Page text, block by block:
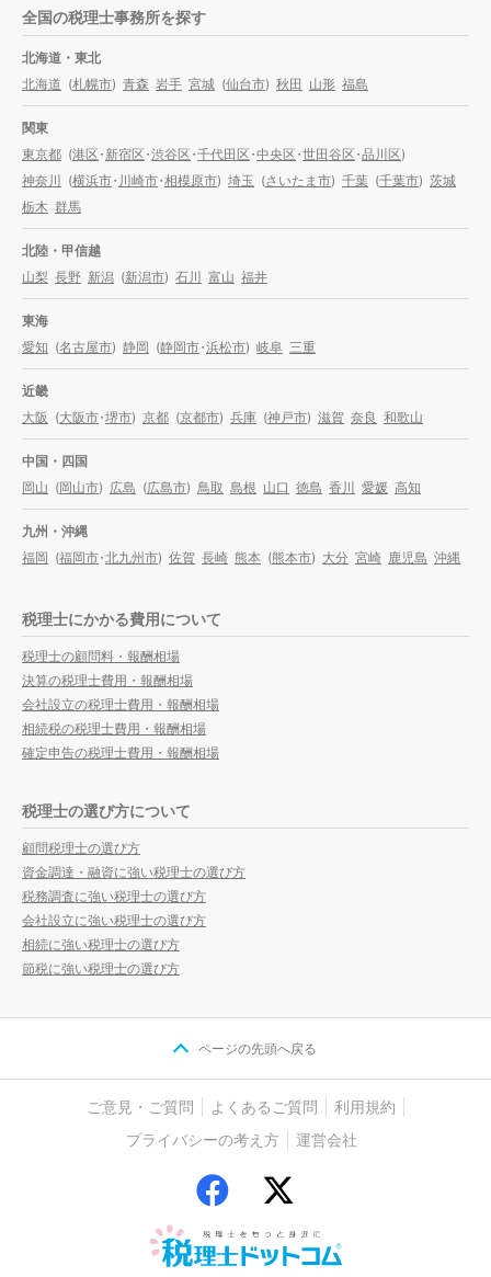
全国の税理士事務所を探す
北海道・東北
北海道 (札幌市) 青森 岩手 宮城 (仙台市) 秋田 山形 福島
関東
東京都 (港区・新宿区・渋谷区・千代田区・中央区・世田谷区・品川区)
神奈川 (横浜市・川崎市・相模原市) 埼玉 (さいたま市) 千葉 (千葉市) 茨城
栃木 群馬
北陸・甲信越
山梨 長野 新潟 (新潟市) 石川 富山 福井
東海
愛知 (名古屋市) 静岡 (静岡市・浜松市) 岐阜 三重
近畿
大阪 (大阪市・堺市) 京都 (京都市) 兵庫 (神戸市) 滋賀 奈良 和歌山
中国・四国
岡山 (岡山市) 広島 (広島市) 鳥取 島根 山口 徳島 香川 愛媛 高知
九州・沖縄
福岡 (福岡市・北九州市) 佐賀 長崎 熊本 (熊本市) 大分 宮崎 鹿児島 沖縄
税理士にかかる費用について
税理士の顧問料・報酬相場
決算の税理士費用・報酬相場
会社設立の税理士費用・報酬相場
相続税の税理士費用・報酬相場
確定申告の税理士費用・報酬相場
税理士の選び方について
顧問税理士の選び方
資金調達・融資に強い税理士の選び方
税務調査に強い税理士の選び方
会社設立に強い税理士の選び方
相続に強い税理士の選び方
節税に強い税理士の選び方
ページの先頭へ戻る
ご意見・ご質問 よくあるご質問
利用規約
プライバシーの考え方
運営会社